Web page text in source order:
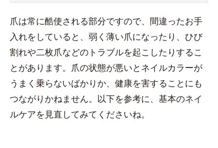
爪は常に酷使される部分ですので、間違ったお手
入れをしていると、弱く薄い爪になったり、ひび
割れや二枚爪などのトラブルを起こしたりするこ
とがあります。爪の状態が悪いとネイルカラーが
うまく乗らないばかりか、健康を害することにも
つながりかねません。以下を参考に、基本のネイ
ルケアを見直してみてくださいね。